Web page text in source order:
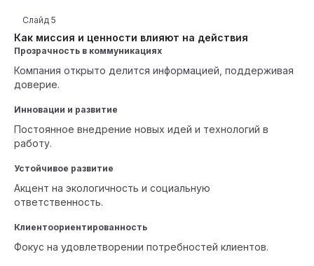
Как миссия и ценности влияют на действия
Слайд 5
Прозрачность в коммуникациях
Компания открыто делится информацией, поддерживая
доверие.
Инновации и развитие
Постоянное внедрение новых идей и технологий в
работу.
Устойчивое развитие
Акцент на экологичность и социальную
ответственность.
Клиентоориентированность
Фокус на удовлетворении потребностей клиентов.